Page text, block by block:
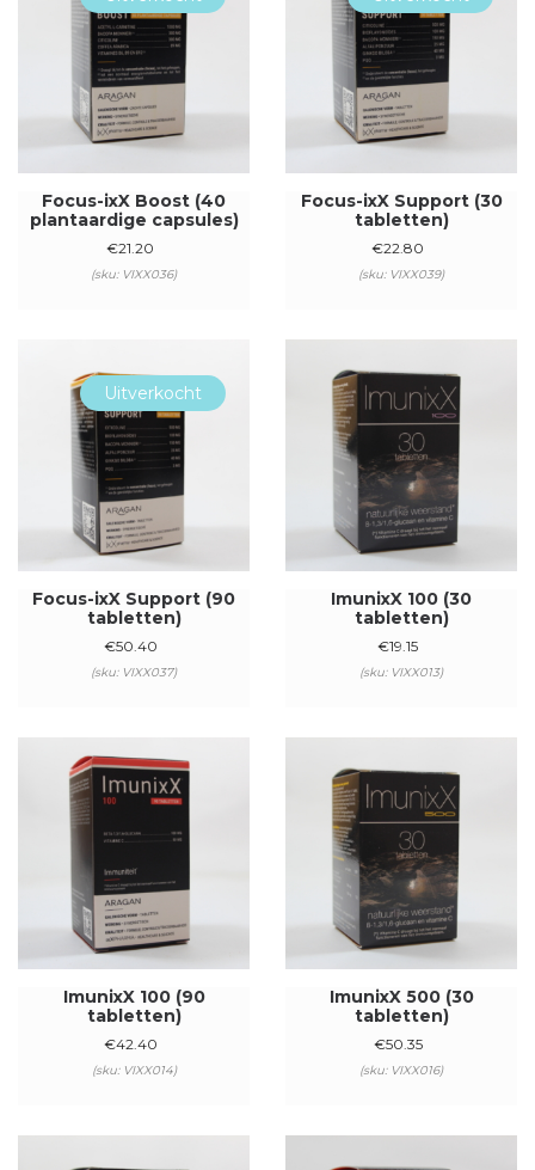
Focus-ixX Boost (40
plantaardige capsules)
€21.20
(sku: VIXX036)
Focus-ixX Support (30
tabletten)
€22.80
(sku: VIXX039)
Uitverkocht
Focus-ixX Support (90
tabletten)
€50.40
(sku: VIXX037)
ImunixX 100 (30
tabletten)
€19.15
(sku: VIXX013)
ImunixX 100 (90
tabletten)
€42.40
(sku: VIXX014)
ImunixX 500 (30
tabletten)
€50.35
(sku: VIXX016)